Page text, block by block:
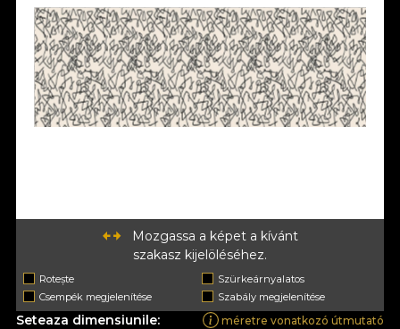
Mozgassa a képet a kívánt
szakasz kijelöléséhez.
Rotește
Szürkeárnyalatos
Csempék megjelenítése
Szabály megjelenítése
Seteaza dimensiunile: méretre vonatkozó útmutató